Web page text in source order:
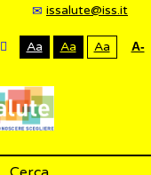
issalute@iss.it
Aa Aa Aa A-